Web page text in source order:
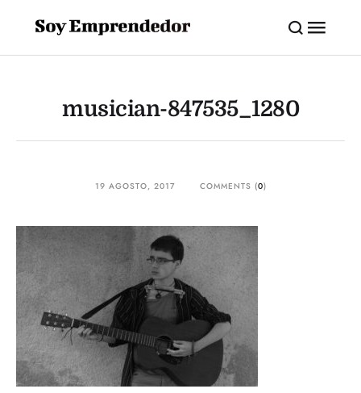
musician-847535_1280
19 AGOSTO, 2017 COMMENTS (0)